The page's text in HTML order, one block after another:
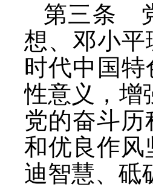
第三条
想、邓小平
时代中国
性意义，增
党的奋斗
和优良作风
迪智慧、砥